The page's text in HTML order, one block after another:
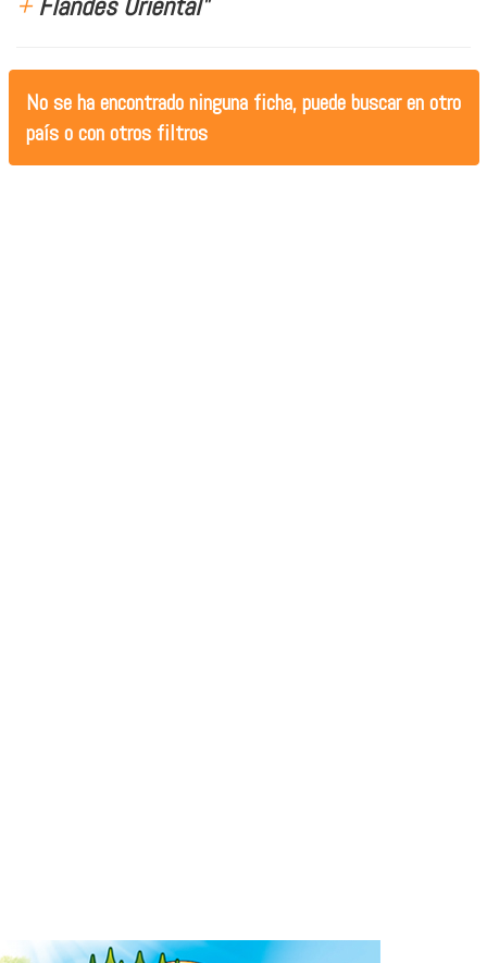
No se ha encontrado ninguna ficha, puede buscar en otro
país o con otros filtros